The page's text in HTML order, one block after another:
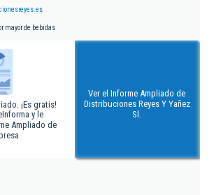
mayor de bebidas
¡Es gratis!
y le
Ampliado de
Ver el Informe Ampliado de
Distribuciones Reyes Y Yañez
Sl.